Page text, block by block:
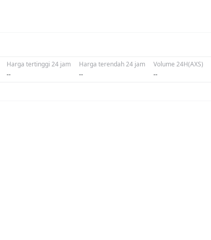
Harga tertinggi 24 jam
--
Harga terendah 24 jam
--
Volume 24H(AXS)
--